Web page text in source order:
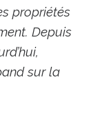
propriétés
Depuis
sur la